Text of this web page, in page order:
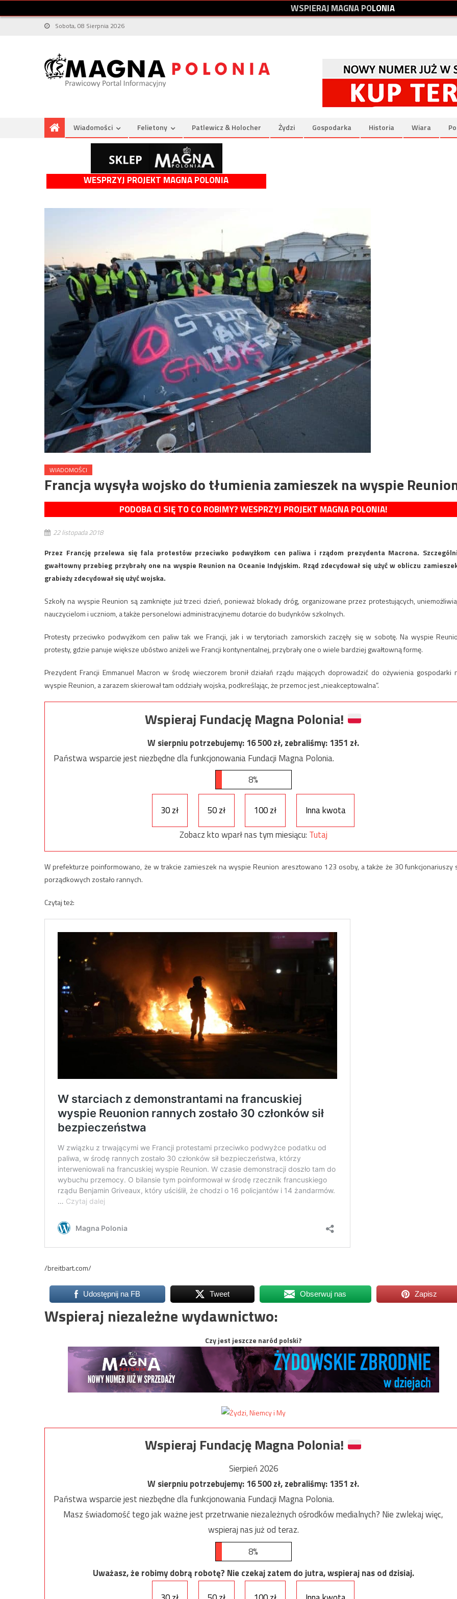
WSPIERAJMAGNAPOLONIA
Sobota, 08 Sierpnia 2026
Wiadomości Felietony Patlewicz & Holocher Żydzi Gospodarka Historia Wiara
WESPRZYJ PROJEKT MAGNA POLONIA
WIADOMOŚCI
Francja wysyła wojsko do tłumienia zamieszek na wyspie
PODOBA CI SIĘ TO CO ROBIMY? WESPRZYJ PROJEKT MAGNA POLONIA!
22 listopada 2018
Przez Francję przelewa się fala protestów przeciwko podwyżkom cen paliwa i rządom prezydenta Macrona.
gwałtowny przebieg przybrały one na wyspie Reunion na Oceanie Indyjskim. Rząd zdecydował się użyć w obliczu
grabieży zdecydował się użyć wojska.
Szkoły na wyspie Reunion są zamknięte już trzeci dzień, ponieważ blokady dróg, organizowane przez protestujących,
nauczycielom i uczniom, a także personelowi administracyjnemu dotarcie do budynków szkolnych.
Protesty przeciwko podwyżkom cen paliw tak we Francji, jak i w terytoriach zamorskich zaczęły się w sobotę. Na wyspie
protesty, gdzie panuje większe ubóstwo aniżeli we Francji kontynentalnej, przybrały one o wiele bardziej gwałtowną formę.
Prezydent Francji Emmanuel Macron w środę wieczorem bronił działań rządu mających doprowadzić do ożywienia gospodarki
wyspie Reunion, a zarazem skierował tam oddziały wojska, podkreślając, że przemoc jest „nieakceptowalna”.
Wspieraj Fundację Magna Polonia!
W sierpniu potrzebujemy:16 500zł, zebraliśmy:1351 zł.
Państwa wsparcie jest niezbędne dla funkcjonowania Fundacji Magna Polonia.
8%
30 zł 50 zł 100 zł
Inna kwota
Zobacz kto wparł nas tym miesiącu: Tutaj
W prefekturze poinformowano, że w trakcie zamieszek na wyspie Reunion aresztowano 123 osoby, a także że 30 funkcjonariuszy
porządkowych zostało rannych.
Czytaj też:
/breitbart.com/
Udostępnij na FB Tweet Obserwuj nas Zapisz
Wspieraj niezależne wydawnictwo:
Czy jest jeszcze naród polski?
Wspieraj Fundację Magna Polonia!
Sierpień 2026
W sierpniu potrzebujemy:16 500zł, zebraliśmy:1351 zł.
Państwa wsparcie jest niezbędne dla funkcjonowania Fundacji Magna Polonia.
Masz świadomość tego jak ważne jest przetrwanie niezależnych ośrodków medialnych? Nie zwlekaj więc,
wspieraj nas już od teraz.
8%
Uważasz, że robimy dobrą robotę? Nie czekaj zatem do jutra, wspieraj nas od dzisiaj.